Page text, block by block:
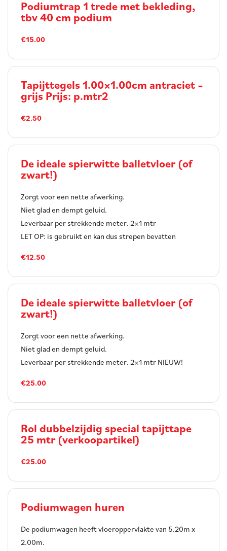
Podiumtrap 1 trede met bekleding,
tbv 40 cm podium
€15.00
Tapijttegels 1.00×1.00cm antraciet –
grijs Prijs: p.mtr2
€2.50
De ideale spierwitte balletvloer (of
zwart!)
Zorgt voor een nette afwerking.
Niet glad en dempt geluid.
Leverbaar per strekkende meter. 2×1 mtr
LET OP: is gebruikt en kan dus strepen bevatten
€12.50
De ideale spierwitte balletvloer (of
zwart!)
Zorgt voor een nette afwerking.
Niet glad en dempt geluid.
Leverbaar per strekkende meter. 2×1 mtr NIEUW!
€25.00
Rol dubbelzijdig special tapijttape
25 mtr (verkoopartikel)
€25.00
Podiumwagen huren
De podiumwagen heeft vloeroppervlakte van 5.20m x
2.00m.